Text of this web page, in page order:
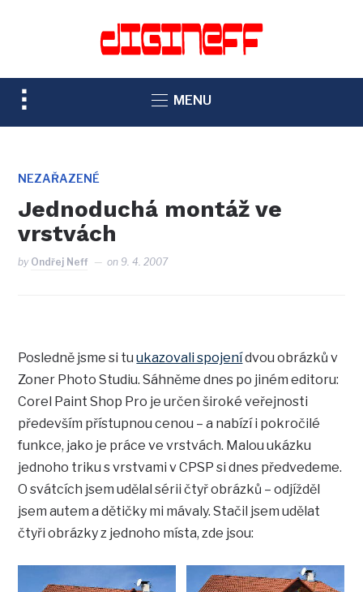
TOGGLE
SIDEBAR
NAVIGATION
MENU
NEZAŘAZENÉ
Jednoduchá montáž ve
vrstvách
by Ondřej Neff on 9. 4. 2007
Posledně jsme si tuukazovali spojenídvou obrázků v
Zoner Photo Studiu. Sáhněme dnes po jiném editoru:
Corel Paint Shop Pro je určen široké veřejnosti
především přístupnou cenou – a nabízí i pokročilé
funkce, jako je práce ve vrstvách. Malou ukázku
jednoho triku s vrstvami v CPSP si dnes předvedeme.
O svátcích jsem udělal sérii čtyř obrázků – odjížděl
jsem autem a dětičky mi mávaly. Stačil jsem udělat
čtyři obrázky z jednoho místa, zde jsou: